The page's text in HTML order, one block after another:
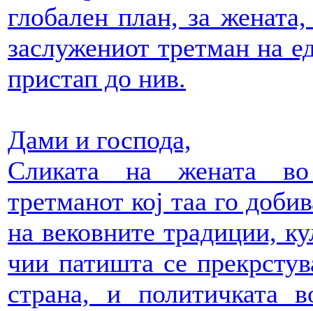
глобален план, за
заслужениот третман на
пристап до нив.
Дами и господа,
Сликата на жената
третманот кој таа го
на вековните традиции,
чии патишта се
страна, и политичката